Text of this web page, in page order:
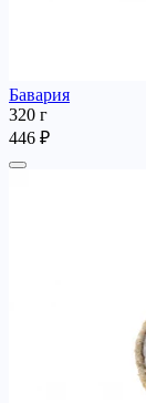
Бавария
320 г
446 ₽